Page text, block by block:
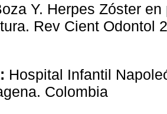
Y. Herpes Zóster
Rev Cient Odontol
Hospital Infantil
Colombia